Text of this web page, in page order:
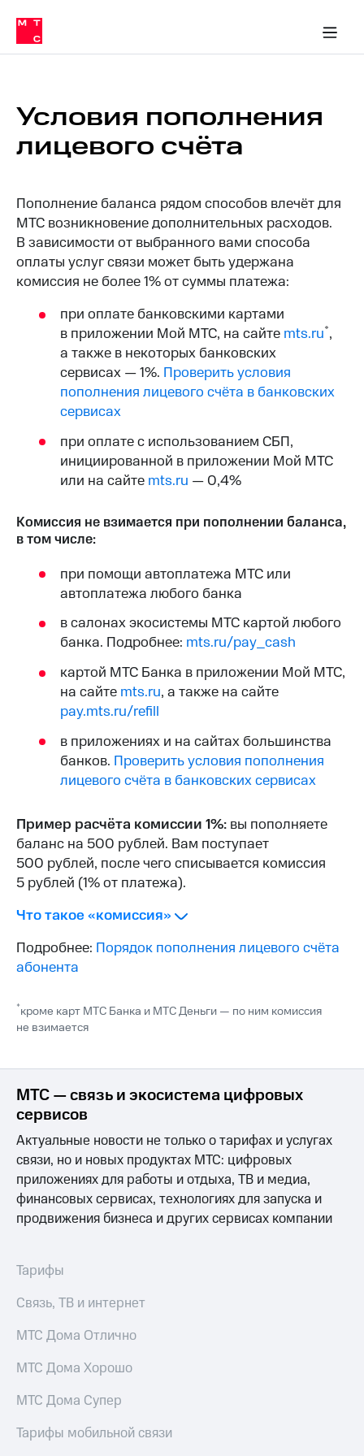
связь
Сервисы и подписки
30% на связь
кабинеты
Мобильная
и
ТВ
Спутниковое
МТС
Деньги
Перенести
номер
Тарифы
Услуги
Роуминг
Семейная
группа
Заказать
карту
Оформить
SIM-
для
иностранцев
Оформить
чистый
номер
красивый
номер
карту
Перейти
на
eSIM
Для дома
и подключите
ТВ
ТВ и телефон
Акции
Домашний
интернет
ТВ
Домашний
телефон
Перейти
в МТС
со своим
в МТС
Услуги
кабинет
Скачать
приложение
МТС
Акции
Скидка 30%
на связь
Тарифы
RED,
РИИЛ
и МТС
Супер
дешевле
оплате
с карты
МТС
Выберите
ТВ
с выгодным
Тарифы
ТВ и телефон
для дома
Личный
кабинет
интернета
и
Личный
спутникового
Скачать
Мой
МТС
Акции
для дома
149 ₽/
мес
МТС
Premium
Подписка
и многое
группа
Скидка
на тарифы,
общие
подписки
Условия пополнения
лицевого счёта
Пополнение баланса рядом способов влечёт для
МТС возникновение дополнительных расходов.
В зависимости от выбранного вами способа
оплаты услуг связи может быть удержана
комиссия не более 1% от суммы платежа:
при оплате банковскими картами
в приложении Мой МТС, на сайте mts.ru*,
а также в некоторых банковских
сервисах — 1%. Проверить условия
пополнения лицевого счёта в банковских
сервисах
при оплате с использованием СБП,
инициированной в приложении Мой МТС
или на сайте mts.ru — 0,4%
Комиссия не взимается при пополнении баланса,
в том числе:
при помощи автоплатежа МТС или
автоплатежа любого банка
в салонах экосистемы МТС картой любого
банка. Подробнее: mts.ru/pay_cash
картой МТС Банка в приложении Мой МТС,
на сайте mts.ru, а также на сайте
pay.mts.ru/refill
в приложениях и на сайтах большинства
банков. Проверить условия пополнения
лицевого счёта в банковских сервисах
Пример расчёта комиссии 1%: вы пополняете
баланс на 500 рублей. Вам поступает
500 рублей, после чего списывается комиссия
5 рублей (1% от платежа).
Что такое «комиссия»
Подробнее: Порядок пополнения лицевого счёта
абонента
*кроме карт МТС Банка и МТС Деньги — по ним комиссия
не взимается
МТС — связь и экосистема цифровых
сервисов
Актуальные новости не только о тарифах и услугах
связи, но и новых продуктах МТС: цифровых
приложениях для работы и отдыха, ТВ и медиа,
финансовых сервисах, технологиях для запуска и
продвижения бизнеса и других сервисах компании
Тарифы
Связь, ТВ и интернет
МТС Дома Отлично
МТС Дома Хорошо
МТС Дома Супер
Тарифы мобильной связи